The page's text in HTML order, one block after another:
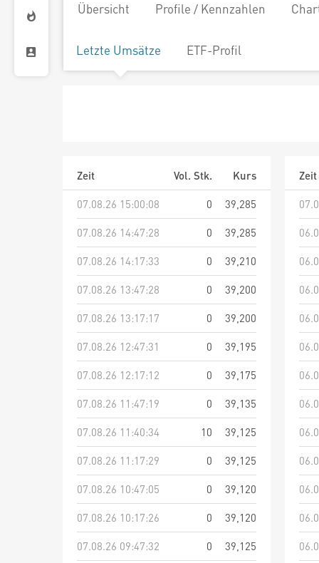
Übersicht Profile / Kennzahlen
Letzte Umsätze ETF-Profil
Zeit Vol. Stk.
Kurs
07.08.26 15:00:08
0
39,285
07.08.26 14:47:28
0
39,285
07.08.26 14:17:33
0
39,210
07.08.26 13:47:28
0
39,200
07.08.26 13:17:17
0
39,200
07.08.26 12:47:31
0
39,195
07.08.26 12:17:12
0
39,175
07.08.26 11:47:19
0
39,135
07.08.26 11:40:34
10
39,125
07.08.26 11:17:29
0
39,125
07.08.26 10:47:05
0
39,120
07.08.26 10:17:26
0
39,120
07.08.26 09:47:32
0
39,125
Zeit